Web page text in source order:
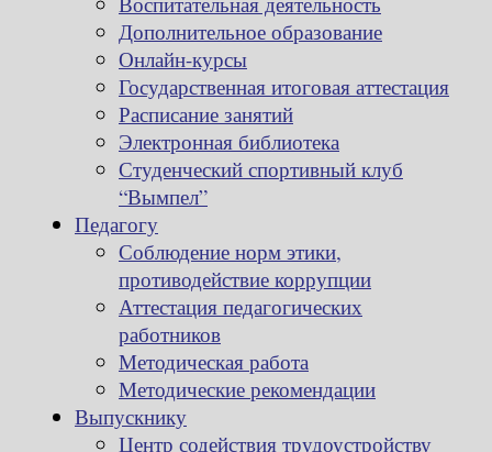
Дополнительное образование
Онлайн-курсы
Государственная итоговая аттестация
Расписание занятий
Электронная библиотека
Студенческий спортивный клуб
“Вымпел”
Педагогу
Соблюдение норм этики,
противодействие коррупции
Аттестация педагогических
работников
Методическая работа
Методические рекомендации
Выпускнику
Центр содействия трудоустройству